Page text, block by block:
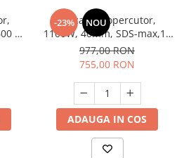
W,
-23% NOU
Ciocan rotopercutor,
1100W, 40mm, SDS-max,10
J viteza variabila, Raider
RDP-HD59
977,00 RON
755,00 RON
ADAUGA IN COS